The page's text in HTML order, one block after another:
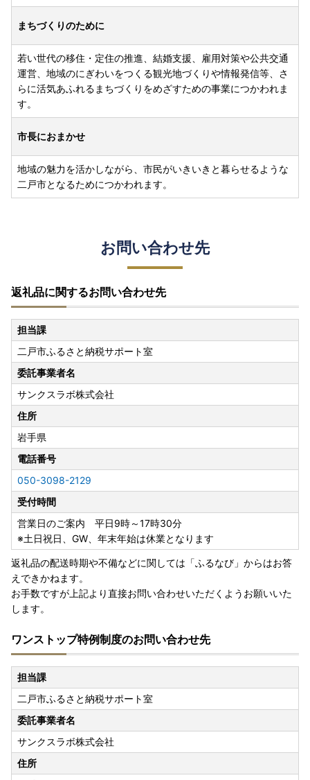
まちづくりのために
若い世代の移住・定住の推進、結婚支援、雇用対策や公共交通
運営、地域のにぎわいをつくる観光地づくりや情報発信等、さ
らに活気あふれるまちづくりをめざすための事業につかわれま
す。
市長におまかせ
地域の魅力を活かしながら、市民がいきいきと暮らせるような
二戸市となるためにつかわれます。
お問い合わせ先
返礼品に関するお問い合わせ先
担当課
二戸市ふるさと納税サポート室
委託事業者名
サンクスラボ株式会社
住所
岩手県
電話番号
050-3098-2129
受付時間
営業日のご案内 平日9時～17時30分
※土日祝日、GW、年末年始は休業となります
返礼品の配送時期や不備などに関しては「ふるなび」からはお答
えできかねます。
お手数ですが上記より直接お問い合わせいただくようお願いいた
します。
ワンストップ特例制度のお問い合わせ先
担当課
二戸市ふるさと納税サポート室
委託事業者名
サンクスラボ株式会社
住所